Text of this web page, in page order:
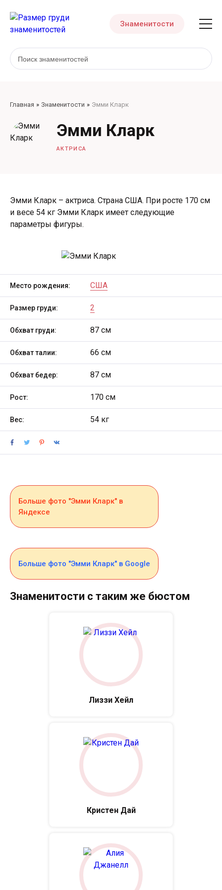
Знаменитости
Главная Знаменитости Эмми Кларк
Эмми Кларк
АКТРИСА
Эмми Кларк – актриса. Страна США. При росте 170 см
и весе 54 кг Эмми Кларк имеет следующие
параметры фигуры.
Место рождения: США
Размер груди: 2
Обхват груди: 87 см
Обхват талии: 66 см
Обхват бедер: 87 см
Рост: 170 см
Вес: 54 кг
Больше фото "Эмми Кларк" в
Яндексе
Больше фото "Эмми Кларк" в Google
Знаменитости с таким же бюстом
Лиззи Хейл
Кристен Дай